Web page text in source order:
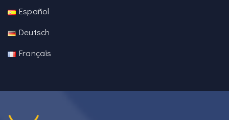
Español
Deutsch
Français